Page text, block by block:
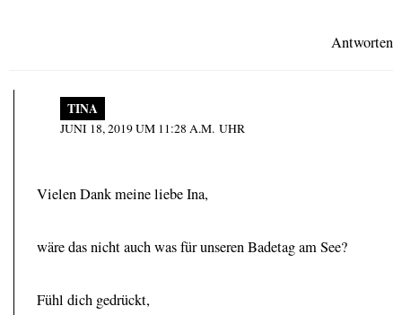
Antworten
TINA
JUNI 18, 2019 UM 11:28 A.M. UHR
Vielen Dank meine liebe Ina,
wäre das nicht auch was für unseren Badetag am See?
Fühl dich gedrückt,